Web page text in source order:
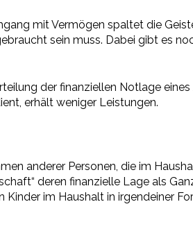
mit Vermögen spaltet die
sein muss. Dabei gibt es
der finanziellen Notlage
erhält weniger Leistungen.
anderer Personen, die im
deren finanzielle Lage als
im Haushalt in irgendeiner